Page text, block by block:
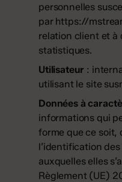
personnelles
par https://
relation client et à
statistiques.
Utilisateur :
utilisant le site
Données à
informations qui
forme que ce soit,
l’identification
auxquelles elles
Règlement (UE)